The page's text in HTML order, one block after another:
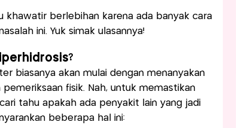
khawatir berlebihan karena ada banyak cara
ini. Yuk simak ulasannya!
biasanya akan mulai dengan menanyakan
fisik. Nah, untuk memastikan
tahu apakah ada penyakit lain yang jadi
beberapa hal ini: